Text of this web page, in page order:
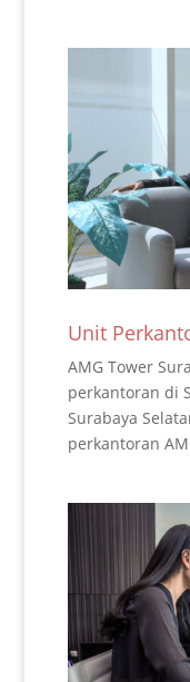
Unit
AMG Tower
perkantoran di
Surabaya
perkantoran